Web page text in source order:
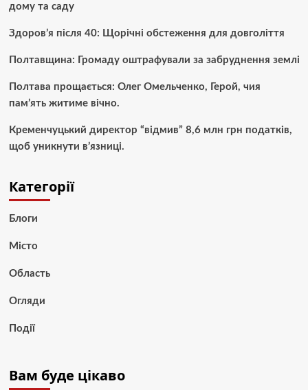
дому та саду
Здоров’я після 40: Щорічні обстеження для довголіття
Полтавщина: Громаду оштрафували за забруднення землі
Полтава прощається: Олег Омельченко, Герой, чия
пам’ять житиме вічно.
Кременчуцький директор “відмив” 8,6 млн грн податків,
щоб уникнути в’язниці.
Категорії
Блоги
Місто
Область
Огляди
Події
Вам буде цікаво